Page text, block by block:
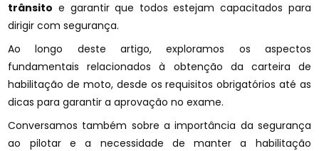
trânsito e garantir que todos estejam capacitados para
dirigir com segurança.
Ao longo deste artigo, exploramos os aspectos
fundamentais relacionados à obtenção da carteira de
habilitação de moto, desde os requisitos obrigatórios até as
dicas para garantir a aprovação no exame.
Conversamos também sobre a importância da segurança
ao pilotar e a necessidade de manter a habilitação